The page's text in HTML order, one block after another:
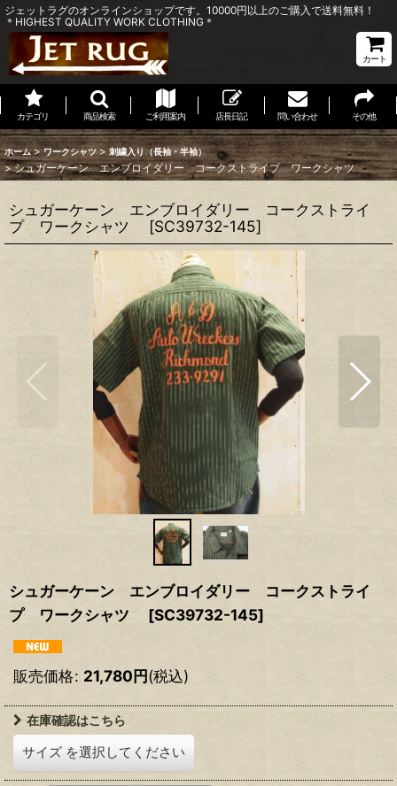
ジェットラグのオンラインショップです。10000円以上のご購入で送料無料！
＊HIGHEST QUALITY WORK CLOTHING＊
カート
カテゴリ 商品検索 ご利用案内 店長日記 問い合わせ その他
ホーム > ワークシャツ > 刺繍入り（長袖・半袖）
> シュガーケーン エンブロイダリー コークストライプ ワークシャツ
シュガーケーン エンブロイダリー コークストライ
プ ワークシャツ
[SC39732-145]
シュガーケーン エンブロイダリー コークストライ
プ ワークシャツ
[SC39732-145]
販売価格: 21,780円(税込)
在庫確認はこちら
サイズ を選択してください